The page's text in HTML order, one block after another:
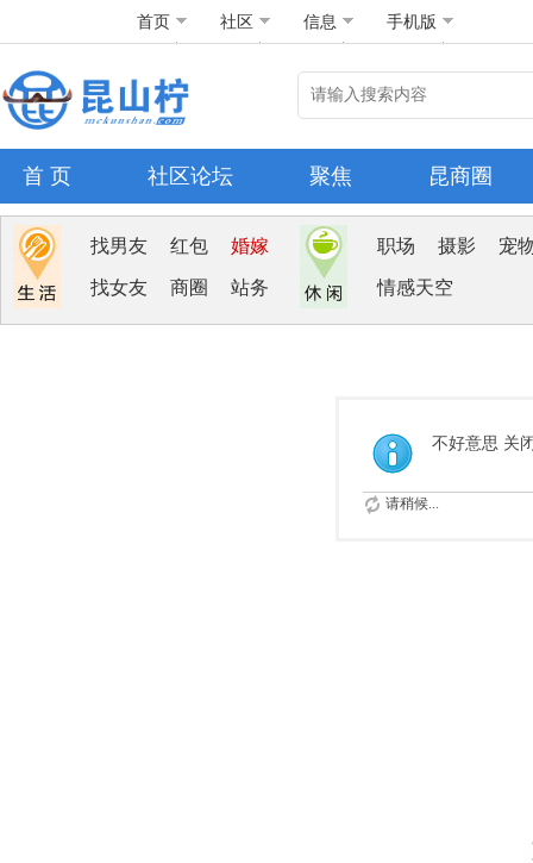
首页 社区 信息 手机版
首 页 社区论坛 聚焦 昆商圈
找男友 红包 婚嫁
找女友 商圈 站务
职场 摄影 宠
情感天空
不好意思 关
请稍候...